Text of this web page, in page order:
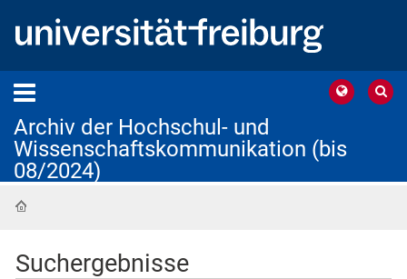
Archiv der Hochschul- und
Wissenschaftskommunikation (bis
08/2024)
Suchergebnisse